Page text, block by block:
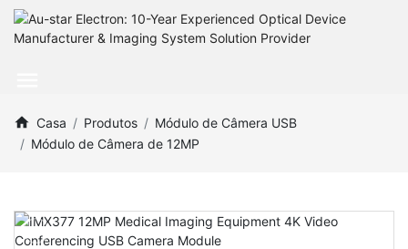
Casa Produtos
Módulo de Câmera USB
Módulo de Câmera de 12MP